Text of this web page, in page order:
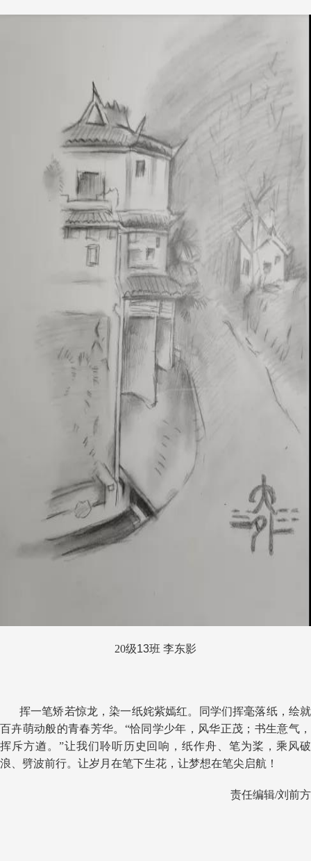
20级13班 李东影
挥一笔矫若惊龙，染一纸姹紫嫣红。同学们挥毫落纸，绘就
百卉萌动般的青春芳华。“恰同学少年，风华正茂；书生意气，
挥斥方遒。”让我们聆听历史回响，纸作舟、笔为桨，乘风破
浪、劈波前行。让岁月在笔下生花，让梦想在笔尖启航！
责任编辑/刘前方